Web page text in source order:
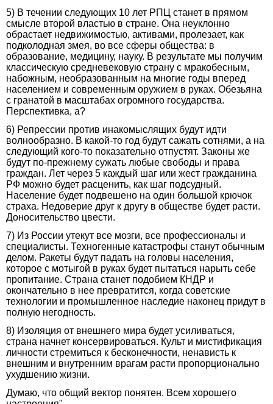
5) В течении следующих 10 лет РПЦ станет в прямом
смысле второй властью в стране. Она неуклонно
обрастает недвижимостью, активами, пролезает, как
подколодная змея, во все сферы общества: в
образование, медицину, науку. В результате мы получим
классическую средневековую страну с мракобесным,
набожным, необразованным на многие годы вперед
населением и современным оружием в руках. Обезьяна
с гранатой в масштабах огромного государства.
Перспективка, а?
6) Репрессии против инакомыслящих будут идти
волнообразно. В какой-то год будут сажать сотнями, а на
следующий кого-то показательно отпустят. Законы же
будут по-прежнему сужать любые свободы и права
граждан. Лет через 5 каждый шаг или жест гражданина
РФ можно будет расценить, как шаг подсудный.
Население будет подвешено на один большой крючок
страха. Недоверие друг к другу в обществе будет расти.
Доносительство цвести.
7) Из России утекут все мозги, все профессионалы и
специалисты. Техногенные катастрофы станут обычным
делом. Ракеты будут падать на головы населения,
которое с мотыгой в руках будет пытаться нарыть себе
пропитание. Страна станет подобием КНДР и
окончательно в нее превратится, когда советские
технологии и промышленное наследие наконец придут в
полную негодность.
8) Изоляция от внешнего мира будет усиливаться,
страна начнет консервироваться. Культ и мистификация
личности стремиться к бесконечности, ненависть к
внешним и внутренним врагам расти пропорционально
ухудшению жизни.
Думаю, что общий вектор понятен. Всем хорошего